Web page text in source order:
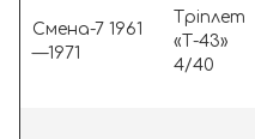
Смена-7 1961
—1971
Тріплет
«Т-43»
4/40